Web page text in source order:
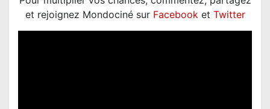
et rejoignez Mondociné sur Facebooket Twitter